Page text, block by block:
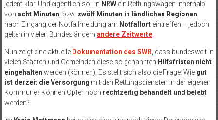
jedem klar. Und eigentlich soll in NRWein Rettungswagen innerhalb
von acht Minuten , bzw. zwölf Minuten in ländlichen Regionen
nach Eingang der Notfallmeldung am Notfallorteintreffen – jedoch
gelten in vielen Bundesländern andere Zeitwerte.
Nun zeigt eine aktuelle Dokumentation des SWR , dass bundesweit in
vielen Städten und Gemeinden diese so genannten Hilfsfristen nicht
eingehalten werden (können). Es stellt sich also die Frage: Wie gut
ist derzeit die Versorgung mit den Rettungsdiensten in der eigenen
Kommune? Können Opfer noch rechtzeitig behandelt und belebt
werden?